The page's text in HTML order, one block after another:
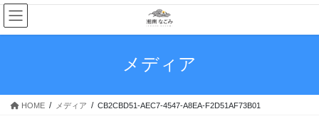
コ
ン
テ
ス
ナ
ビ
ゲ
ン
メディア
HOME メディア CB2CBD51-AEC7-4547-A8EA-F2D51AF73B01